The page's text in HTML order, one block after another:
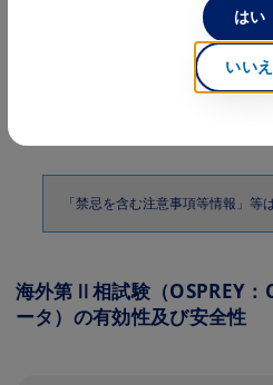
臨床成績に関して
以下で紹介する臨床試験成績には、
績が含まれますが、承認時に評価さ
「禁忌を含む注意事項等情報」等
海外第Ⅱ相試験（OSPREY
ータ）の有効性及び安全性
はい
いいえ